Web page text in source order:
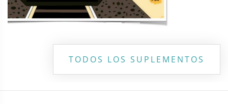
TODOS LOS SUPLEMENTOS